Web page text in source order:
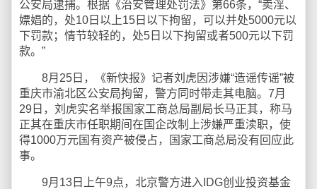
公安局逮捕。根据《治安管理处罚法》第66条，“卖淫、
嫖娼的，处10日以上15日以下拘留，可以并处5000元以
下罚款；情节较轻的，处5日以下拘留或者500元以下罚
款。”
8月25日，《新快报》记者刘虎因涉嫌“造谣传谣”被
重庆市渝北区公安局拘留，警方同时带走其电脑。7月
29日，刘虎实名举报国家工商总局副局长马正其，称马
正其在重庆市任职期间在国企改制上涉嫌严重渎职，使
得1000万元国有资产被侵占，国家工商总局没有回应此
事。
9月13日上午9点，北京警方进入IDG创业投资基金